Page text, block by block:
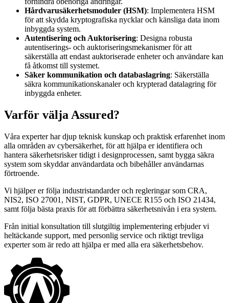
Hårdvarusäkerhetsmoduler (HSM): Implementera HSM
för att skydda kryptografiska nycklar och känsliga data inom
inbyggda system.
Autentisering och Auktorisering: Designa robusta
autentiserings- och auktoriseringsmekanismer för att
säkerställa att endast auktoriserade enheter och användare kan
få åtkomst till systemet.
Säker kommunikation och databaslagring: Säkerställa
säkra kommunikationskanaler och krypterad datalagring för
inbyggda enheter.
Varför välja Assured?
Våra experter har djup teknisk kunskap och praktisk erfarenhet inom
alla områden av cybersäkerhet, för att hjälpa er identifiera och
hantera säkerhetsrisker tidigt i designprocessen, samt bygga säkra
system som skyddar användardata och bibehåller användarnas
förtroende.
Vi hjälper er följa industristandarder och regleringar som CRA,
NIS2, ISO 27001, NIST, GDPR, UNECE R155 och ISO 21434,
samt följa bästa praxis för att förbättra säkerhetsnivån i era system.
Från initial konsultation till slutgiltig implementering erbjuder vi
heltäckande support, med personlig service och riktigt trevliga
experter som är redo att hjälpa er med alla era säkerhetsbehov.